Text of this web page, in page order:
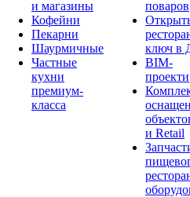
и магазины
Кофейни
Пекарни
Шаурмичные
Частные
кухни
премиум-
класса
поваров
ключ в
BIM-
и Retail